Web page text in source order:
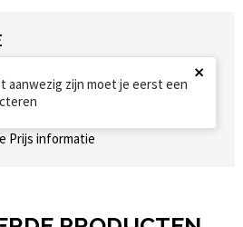
aanwezig zijn moet je eerst een ×
Prijs informatie